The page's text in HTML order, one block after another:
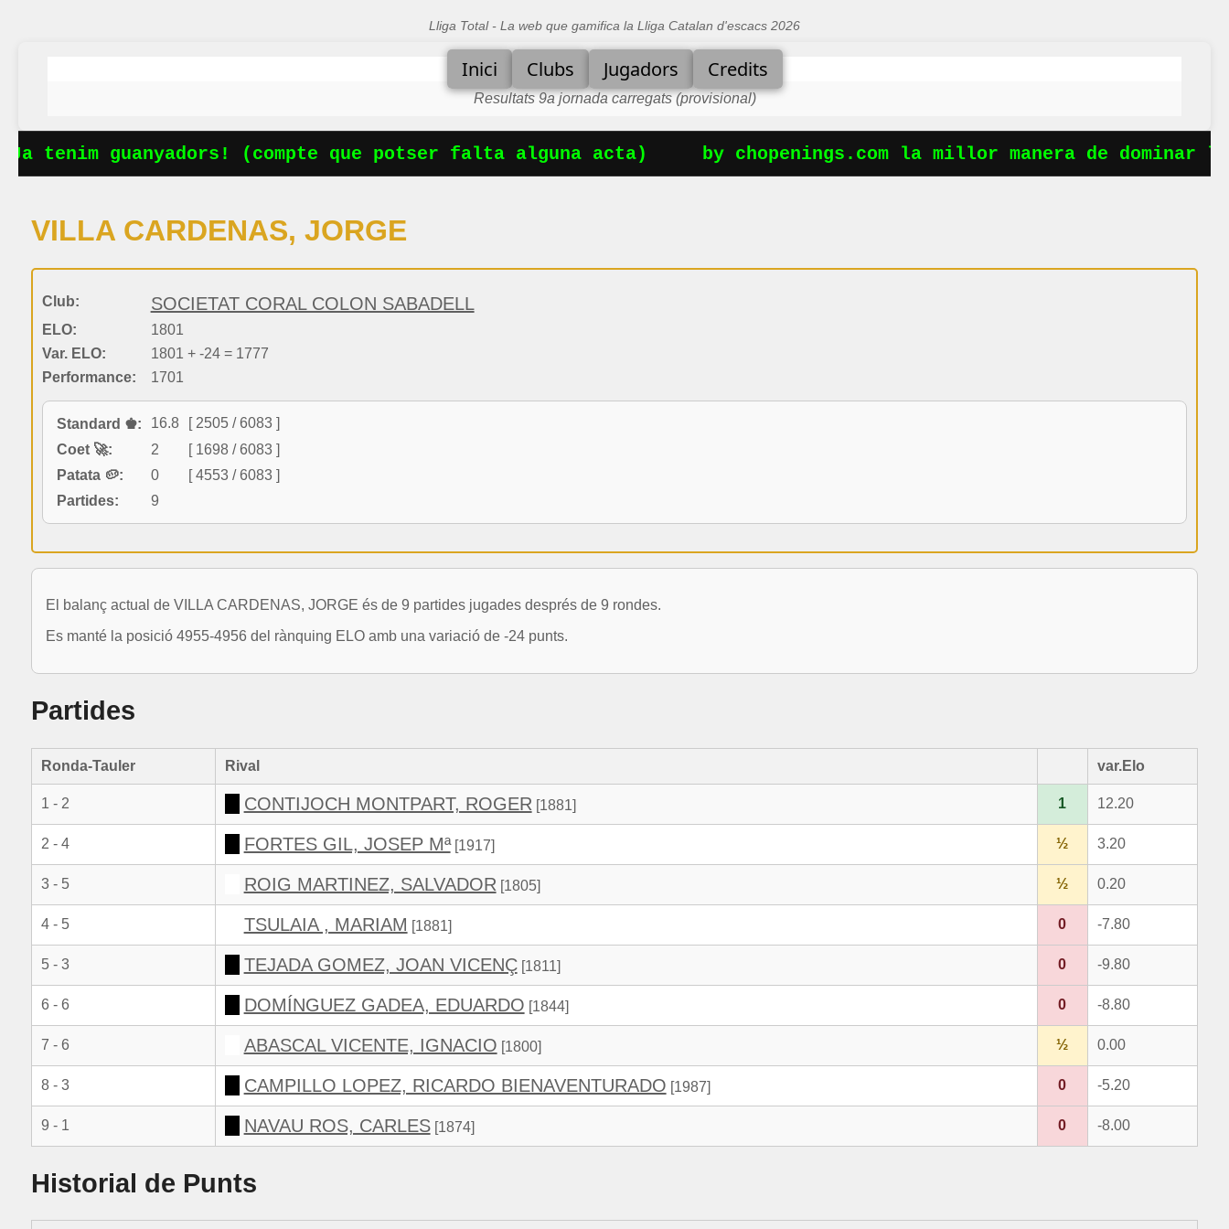
Lliga Total - La web que gamifica la Lliga Catalan d'escacs 2026
Inici Clubs Jugadors Credits
Resultats 9a jornada carregats (provisional)
tenim guanyadors! (compte que potser falta alguna acta) by chopenings.com la millor manera de dominar
VILLA CARDENAS, JORGE
Club: SOCIETAT CORAL COLON SABADELL
ELO:
1801
Var. ELO:
1801 + -24 = 1777
Performance:
1701
Standard ♚: 16.8
[ 2505 / 6083 ]
Coet 🚀:
2
[ 1698 / 6083 ]
Patata 🥔:
0
[ 4553 / 6083 ]
Partides:
9
El balanç actual de VILLA CARDENAS, JORGE és de 9 partides jugades després de 9 rondes.
Es manté la posició 4955-4956 del rànquing ELO amb una variació de -24 punts.
Partides
Ronda-Tauler Rival var.Elo
1 - 2 CONTIJOCH MONTPART, ROGER [1881] 1 12.20
2 - 4 FORTES GIL, JOSEP Mª[1917] ½ 3.20
3 - 5 ROIG MARTINEZ, SALVADOR [1805] ½ 0.20
4 - 5 TSULAIA , MARIAM [1881] 0 -7.80
5 - 3 TEJADA GOMEZ, JOAN VICENÇ[1811] 0 -9.80
6 - 6 DOMÍNGUEZ GADEA, EDUARDO [1844] 0 -8.80
7 - 6 ABASCAL VICENTE, IGNACIO [1800] ½ 0.00
8 - 3 CAMPILLO LOPEZ, RICARDO BIENAVENTURADO [1987] 0 -5.20
9 - 1 NAVAU ROS, CARLES[1874] 0 -8.00
Historial de Punts